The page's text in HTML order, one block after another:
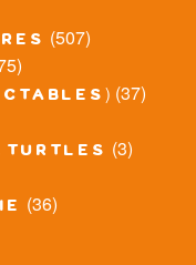
(507)
(37)
turtles (3)
(36)